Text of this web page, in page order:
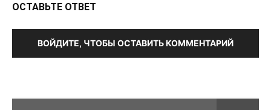
ОСТАВЬТЕ ОТВЕТ
ВОЙДИТЕ, ЧТОБЫ ОСТАВИТЬ КОММЕНТАРИЙ